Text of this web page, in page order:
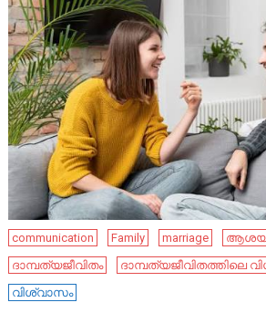
communication Family marriage
ദാമ്പത്യജീവിതം
ദാമ്പത്യജീവിതത്തിലെ
വിശ്വാസം